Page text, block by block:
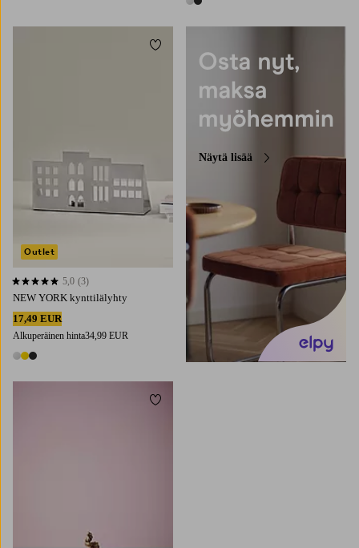
2 värejä
NEW YORK kynttilälyhty
17,49 EUR
Alkuperäinen hinta34,99 EUR
3 värejä
5,0 perustuen 3 arvosanaan
5,0 (3)
Outlet
Lisää suosikkeihin
Näytä lisää
Lisää suosikkeihin